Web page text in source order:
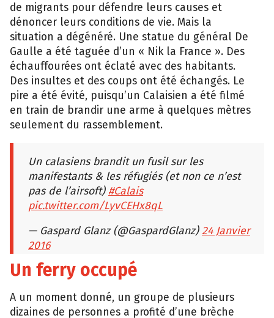
de migrants pour défendre leurs causes et
dénoncer leurs conditions de vie. Mais la
situation a dégénéré. Une statue du général De
Gaulle a été taguée d’un « Nik la France ». Des
échauffourées ont éclaté avec des habitants.
Des insultes et des coups ont été échangés. Le
pire a été évité, puisqu’un Calaisien a été filmé
en train de brandir une arme à quelques mètres
seulement du rassemblement.
Un calasiens brandit un fusil sur les
manifestants & les réfugiés (et non ce n’est
pas de l’airsoft) #Calais
pic.twitter.com/LyvCEHx8qL
— Gaspard Glanz (@GaspardGlanz)24 Janvier
2016
Un ferry occupé
A un moment donné, un groupe de plusieurs
dizaines de personnes a profité d’une brèche